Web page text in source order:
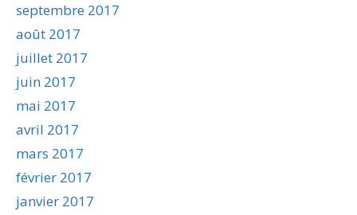
septembre 2017
août 2017
juillet 2017
juin 2017
mai 2017
avril 2017
mars 2017
février 2017
janvier 2017